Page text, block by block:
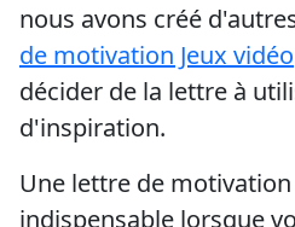
nous avons créé
de motivation Jeux vidéo
décider de la lettre à
d'inspiration.
Une lettre de
indispensable lorsque